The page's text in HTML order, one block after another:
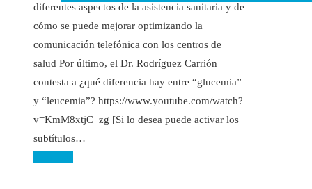
Enlaces
Newsletter
diferentes aspectos de la asistencia sanitaria y de
cómo se puede mejorar optimizando la
comunicación telefónica con los centros de
salud Por último, el Dr. Rodríguez Carrión
contesta a ¿qué diferencia hay entre “glucemia”
y “leucemia”? https://www.youtube.com/watch?
v=KmM8xtjC_zg [Si lo desea puede activar los
subtítulos…